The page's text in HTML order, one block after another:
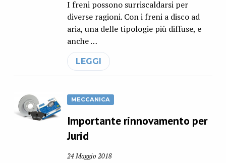
I freni possono surriscaldarsi per
diverse ragioni. Con i freni a disco ad
aria, una delle tipologie più diffuse, e
anche …
LEGGI
MECCANICA
Importante rinnovamento per
Jurid
24 Maggio 2018